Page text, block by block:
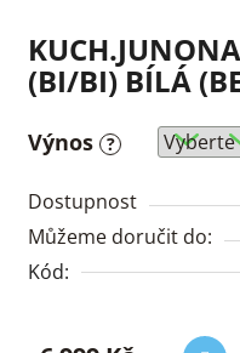
(BI/BI) BÍLÁ
Výnos ?
Dostupnost
Můžeme doručit do:
Kód: